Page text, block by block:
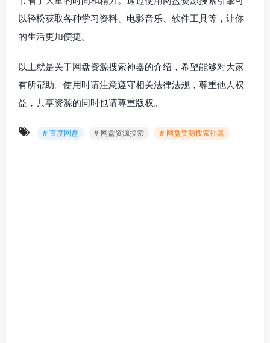
以轻松获取各种学习资料、电影音乐、软件工具等，让你
的生活更加便捷。
以上就是关于网盘资源搜索神器的介绍，希望能够对大家
有所帮助。使用时请注意遵守相关法律法规，尊重他人权
益，共享资源的同时也请尊重版权。
# 百度网盘 # 网盘资源搜索 # 网盘资源搜索神器